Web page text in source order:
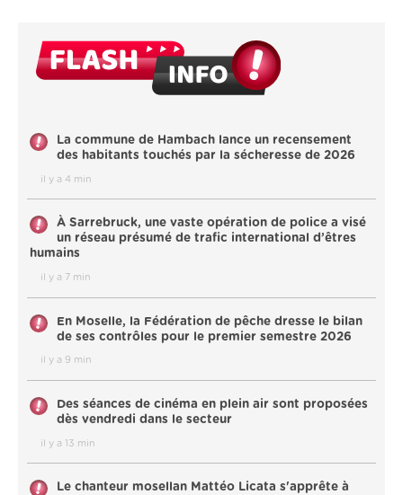
La commune de Hambach lance un recensement
des habitants touchés par la sécheresse de 2026
il y a 4 min
À Sarrebruck, une vaste opération de police a visé
un réseau présumé de trafic international d’êtres
humains
il y a 7 min
En Moselle, la Fédération de pêche dresse le bilan
de ses contrôles pour le premier semestre 2026
il y a 9 min
Des séances de cinéma en plein air sont proposées
dès vendredi dans le secteur
il y a 13 min
Le chanteur mosellan Mattéo Licata s'apprête à